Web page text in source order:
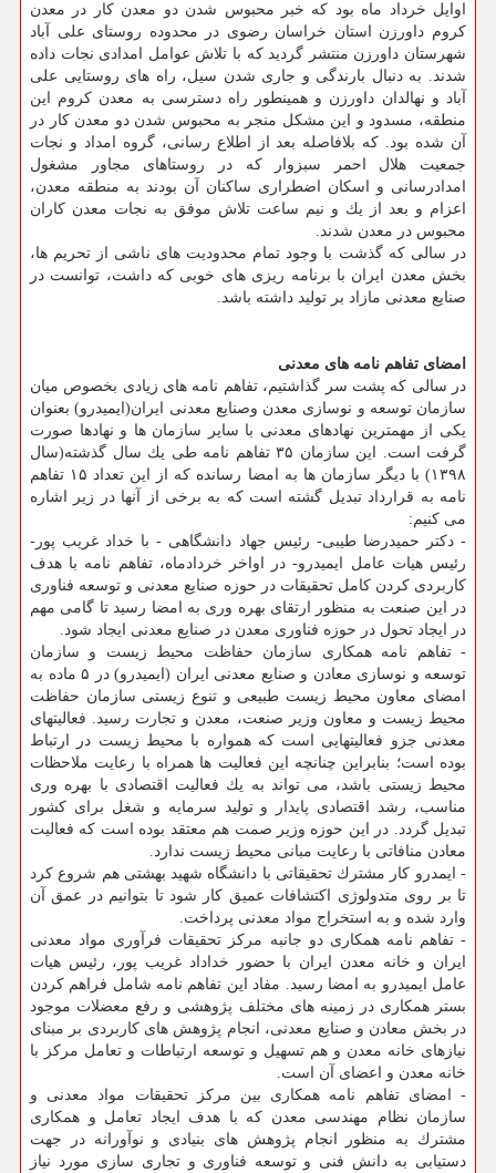
اوایل خرداد ماه بود كه خبر محبوس شدن دو معدن كار در معدن
كروم داورزن استان خراسان رضوی در محدوده روستای علی آباد
شهرستان داورزن منتشر گردید كه با تلاش عوامل امدادی نجات داده
شدند. به دنبال بارندگی و جاری شدن سیل، راه های روستایی علی
آباد و نهالدان داورزن و همینطور راه دسترسی به معدن كروم این
منطقه، مسدود و این مشكل منجر به محبوس شدن دو معدن كار در
آن شده بود. كه بلافاصله بعد از اطلاع رسانی، گروه امداد و نجات
جمعیت هلال احمر سبزوار كه در روستاهای مجاور مشغول
امدادرسانی و اسكان اضطراری ساكنان آن بودند به منطقه معدن،
اعزام و بعد از یك و نیم ساعت تلاش موفق به نجات معدن كاران
محبوس در معدن شدند.
در سالی كه گذشت با وجود تمام محدودیت های ناشی از تحریم ها،
بخش معدن ایران با برنامه ریزی های خوبی كه داشت، توانست در
صنایع معدنی مازاد بر تولید داشته باشد.
امضای تفاهم نامه های معدنی
در سالی كه پشت سر گذاشتیم، تفاهم نامه های زیادی بخصوص میان
سازمان توسعه و نوسازی معدن وصنایع معدنی ایران(ایمیدرو) بعنوان
یكی از مهمترین نهادهای معدنی با سایر سازمان ها و نهادها صورت
گرفت است. این سازمان ۳۵ تفاهم نامه طی یك سال گذشته(سال
۱۳۹۸) با دیگر سازمان ها به امضا رسانده كه از این تعداد ۱۵ تفاهم
نامه به قرارداد تبدیل گشته است كه به برخی از آنها در زیر اشاره
می كنیم:
- دكتر حمیدرضا طیبی- رئیس جهاد دانشگاهی - با خداد غریب پور-
رئیس هیات عامل ایمیدرو- در اواخر خردادماه، تفاهم نامه با هدف
كاربردی كردن كامل تحقیقات در حوزه صنایع معدنی و توسعه فناوری
در این صنعت به منظور ارتقای بهره وری به امضا رسید تا گامی مهم
در ایجاد تحول در حوزه فناوری معدن در صنایع معدنی ایجاد شود.
- تفاهم نامه همكاری سازمان حفاظت محیط زیست و سازمان
توسعه و نوسازی معادن و صنایع معدنی ایران (ایمیدرو) در ۵ ماده به
امضای معاون محیط زیست طبیعی و تنوع زیستی سازمان حفاظت
محیط زیست و معاون وزیر صنعت، معدن و تجارت رسید. فعالیتهای
معدنی جزو فعالیتهایی است كه همواره با محیط زیست در ارتباط
بوده است؛ بنابراین چنانچه این فعالیت ها همراه با رعایت ملاحظات
محیط زیستی باشد، می تواند به یك فعالیت اقتصادی با بهره وری
مناسب، رشد اقتصادی پایدار و تولید سرمایه و شغل برای كشور
تبدیل گردد. در این حوزه وزیر صمت هم معتقد بوده است كه فعالیت
معادن منافاتی با رعایت مبانی محیط زیست ندارد.
- ایمدرو كار مشترك تحقیقاتی با دانشگاه شهید بهشتی هم شروع كرد
تا بر روی متدولوژی اكتشافات عمیق كار شود تا بتوانیم در عمق آن
وارد شده و به استخراج مواد معدنی پرداخت.
- تفاهم نامه همكاری دو جانبه مركز تحقیقات فرآوری مواد معدنی
ایران و خانه معدن ایران با حضور خداداد غریب پور، رئیس هیات
عامل ایمیدرو به امضا رسید. مفاد این تفاهم نامه شامل فراهم كردن
بستر همكاری در زمینه های مختلف پژوهشی و رفع معضلات موجود
در بخش معادن و صنایع معدنی، انجام پژوهش های كاربردی بر مبنای
نیازهای خانه معدن و هم تسهیل و توسعه ارتباطات و تعامل مركز با
خانه معدن و اعضای آن است.
- امضای تفاهم نامه همكاری بین مركز تحقیقات مواد معدنی و
سازمان نظام مهندسی معدن كه با هدف ایجاد تعامل و همكاری
مشترك به منظور انجام پژوهش های بنیادی و نوآورانه در جهت
دستیابی به دانش فنی و توسعه فناوری و تجاری سازی مورد نیاز